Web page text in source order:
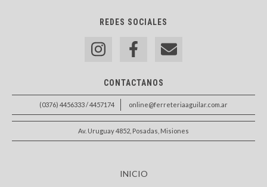
REDES SOCIALES
CONTACTANOS
(0376) 4456333 / 4457174 online@ferreteriaaguilar.com.ar
Av. Uruguay 4852, Posadas, Misiones
INICIO